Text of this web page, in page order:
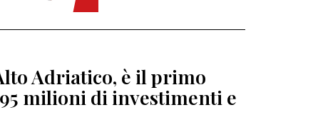
Adriatico, è il primo
milioni di investimenti e